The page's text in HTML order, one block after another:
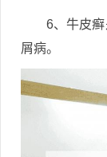
6、牛皮
屑病。